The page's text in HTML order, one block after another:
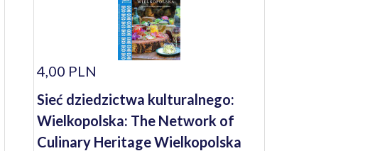
4,00 PLN
Sieć dziedzictwa kulturalnego:
Wielkopolska: The Network of
Culinary Heritage Wielkopolska